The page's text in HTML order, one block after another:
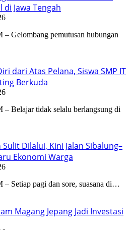
di Jawa Tengah
pemutusan hubungan
dari Atas Pelana, Siswa SMP IT
Berkuda
Belajar tidak selalu berlangsung di
Dilalui, Kini Jalan Sibalung–
Ekonomi Warga
Setiap pagi dan sore, suasana di…
Magang Jepang Jadi Investasi